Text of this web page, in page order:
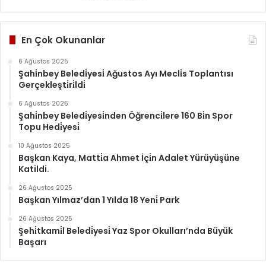
En Çok Okunanlar
6 Ağustos 2025
Şahi̇nbey Beledi̇yesi̇ Ağustos Ayı Mecli̇s Toplantısı
Gerçekleşti̇ri̇ldi̇
6 Ağustos 2025
Şahi̇nbey Beledi̇yesi̇nden Öğrenci̇lere 160 Bi̇n Spor
Topu Hedi̇yesi̇
10 Ağustos 2025
Başkan Kaya, Matti̇a Ahmet İçi̇n Adalet Yürüyüşüne
Katildi.
26 Ağustos 2025
Başkan Yılmaz’dan 1 Yılda 18 Yeni̇ Park
26 Ağustos 2025
Şehi̇tkami̇l Beledi̇yesi̇ Yaz Spor Okulları’nda Büyük
Başarı